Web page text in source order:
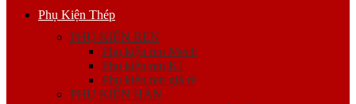
Phụ Kiện Thép
PHỤ KIỆN REN
Phụ kiện ren Mech
Phụ kiện ren K1
Phụ kiện ren giá rẻ
PHỤ KIỆN HÀN